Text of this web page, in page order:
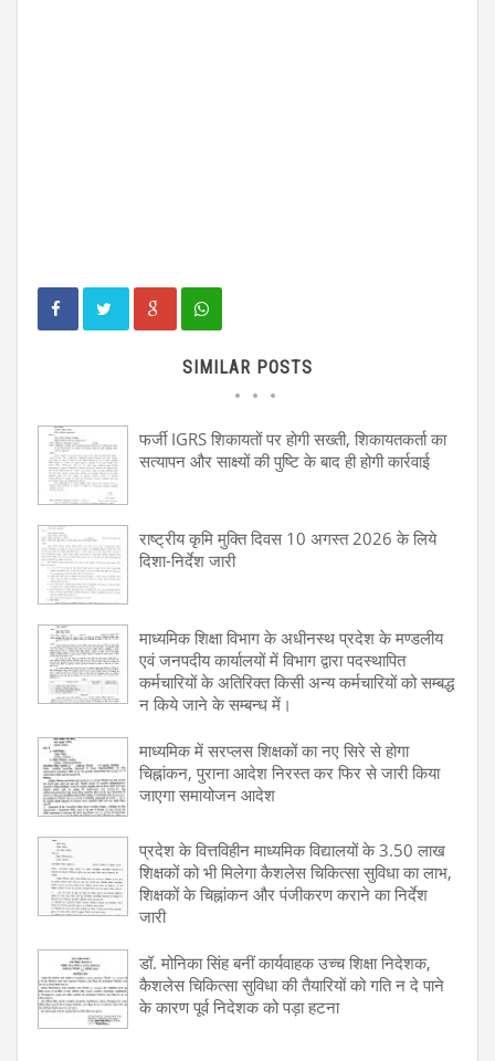
SIMILAR POSTS
फर्जी IGRS शिकायतों पर होगी सख्ती, शिकायतकर्ता का
सत्यापन और साक्ष्यों की पुष्टि के बाद ही होगी कार्रवाई
राष्ट्रीय कृमि मुक्ति दिवस 10 अगस्त 2026 के लिये
दिशा-निर्देश जारी
माध्यमिक शिक्षा विभाग के अधीनस्थ प्रदेश के मण्डलीय
एवं जनपदीय कार्यालयों में विभाग द्वारा पदस्थापित
कर्मचारियों के अतिरिक्त किसी अन्य कर्मचारियों को सम्बद्ध
न किये जाने के सम्बन्ध में।
माध्यमिक में सरप्लस शिक्षकों का नए सिरे से होगा
चिह्नांकन, पुराना आदेश निरस्त कर फिर से जारी किया
जाएगा समायोजन आदेश
प्रदेश के वित्तविहीन माध्यमिक विद्यालयों के 3.50 लाख
शिक्षकों को भी मिलेगा कैशलेस चिकित्सा सुविधा का लाभ,
शिक्षकों के चिह्नांकन और पंजीकरण कराने का निर्देश
जारी
डॉ. मोनिका सिंह बनीं कार्यवाहक उच्च शिक्षा निदेशक,
कैशलेस चिकित्सा सुविधा की तैयारियों को गति न दे पाने
के कारण पूर्व निदेशक को पड़ा हटना